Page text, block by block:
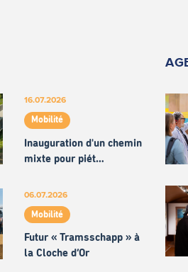
16.07.2026
Mobilité
Inauguration d'un chemin
mixte pour piét…
06.07.2026
Mobilité
Futur « Tramsschapp » à
la Cloche d’Or